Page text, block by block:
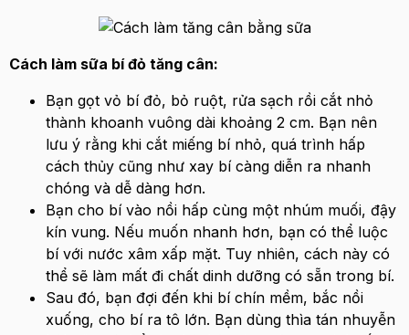
Cách làm sữa bí đỏ tăng cân:
Bạn gọt vỏ bí đỏ, bỏ ruột, rửa sạch rồi cắt nhỏ
thành khoanh vuông dài khoảng 2 cm. Bạn nên
lưu ý rằng khi cắt miếng bí nhỏ, quá trình hấp
cách thủy cũng như xay bí càng diễn ra nhanh
chóng và dễ dàng hơn.
Bạn cho bí vào nồi hấp cùng một nhúm muối, đậy
kín vung. Nếu muốn nhanh hơn, bạn có thể luộc
bí với nước xâm xấp mặt. Tuy nhiên, cách này có
thể sẽ làm mất đi chất dinh dưỡng có sẵn trong bí.
Sau đó, bạn đợi đến khi bí chín mềm, bắc nồi
xuống, cho bí ra tô lớn. Bạn dùng thìa tán nhuyễn